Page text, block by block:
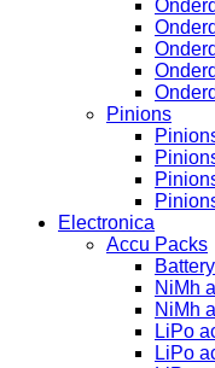
Pinions
Electronica
Accu Packs
NiMh
NiMh
LiPo
LiPo